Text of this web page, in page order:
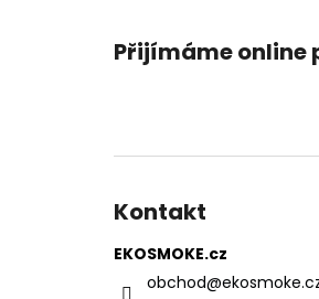
Přijímáme online
Kontakt
EKOSMOKE.cz
obchod@